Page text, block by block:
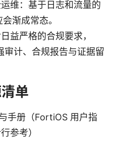
维：基于日志和流量的
渐成常态。
益严格的合规要求，
计、合规报告与证据留
单
手册（FortiOS 用户指
参考）